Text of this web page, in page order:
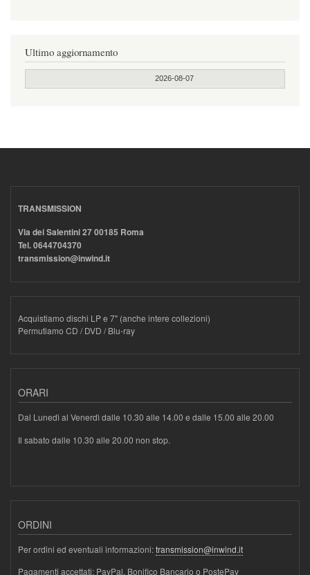
Ultimo aggiornamento
2026-08-07
TRANSMISSION
Via dei Salentini 27 00185 Roma
Tel. 0644704370
transmission@inwind.it
Acquistiamo dischi LP e 7" (anche intere collezioni)
Permutiamo CD / DVD / Blu-ray
ORARI
Dal Lunedì al Venerdì dalle 10.30 alle 14.00 e dalle 15.00 alle 20.00
Il sabato dalle 10.30 alle 20.00 non stop.
ORDINI
Per ordini ed eventuali informazioni:transmission@inwind.it
Pagamenti accettati: PayPal, Bonifico Bancario o PostePay